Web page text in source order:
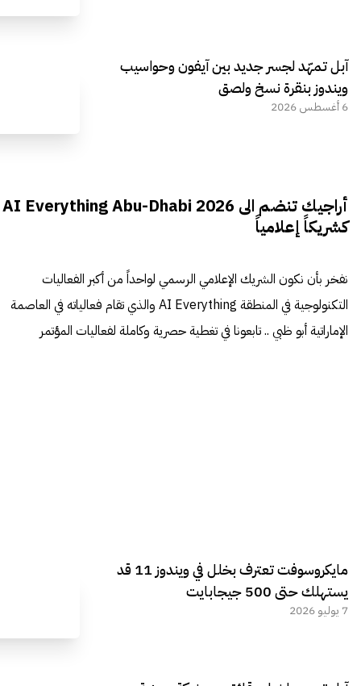
آبل تمهّد لجسر جديد بين آيفون وحواسيب
ويندوز بنقرة نسخ ولصق
6 أغسطس 2026
أراجيك تنضم الى AI Everything Abu-Dhabi 2026
كشريكاً إعلامياً
نفخر بأن نكون الشريك الإعلامي الرسمي لواحداً من أكبر الفعاليات
التكنولوجية في المنطقة AI Everything والذي تقام فعالياته في العاصمة
الإماراتية أبو ظبي .. تابعونا في تغطية حصرية وكاملة لفعاليات المؤتمر
مايكروسوفت تعترف بخلل في ويندوز 11 قد
يستهلك حتى 500 جيجابايت
7 يوليو 2026